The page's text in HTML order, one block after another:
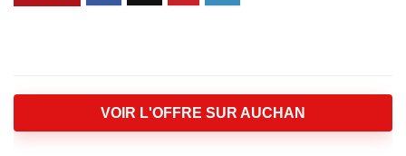
VOIR L'OFFRE SUR AUCHAN